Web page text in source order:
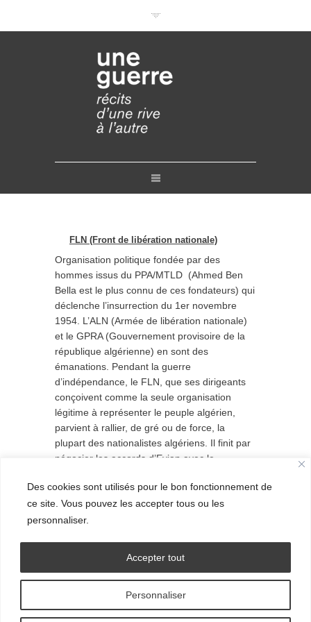
Des cookies sont utilisés pour le bon fonctionnement de
ce site. Vous pouvez les accepter tous ou les
personnaliser.
Personnaliser
Accepter tout
Conférences en ligne
Pourquoi et comment ?
Retours
FLN (Front de libération nationale)
Organisation politique fondée par des
hommes issus du PPA/MTLD (Ahmed Ben
Bella est le plus connu de ces fondateurs) qui
déclenche l’insurrection du 1er novembre
1954. L’ALN (Armée de libération nationale)
et le GPRA (Gouvernement provisoire de la
république algérienne) en sont des
émanations. Pendant la guerre
d’indépendance, le FLN, que ses dirigeants
conçoivent comme la seule organisation
légitime à représenter le peuple algérien,
parvient à rallier, de gré ou de force, la
plupart des nationalistes algériens. Il finit par
négocier les accords d’Evian avec le
l’indépendance, il instaure un régime politique
autoritaire à parti unique.
© Grand Ensemble - 2016.